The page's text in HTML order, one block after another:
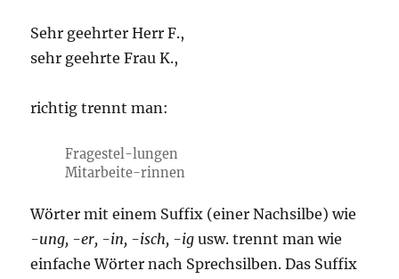
Sehr geehrter Herr F.,
sehr geehrte Frau K.,
richtig trennt man:
Fragestel-lungen
Mitarbeite-rinnen
Wörter mit einem Suffix (einer Nachsilbe) wie
-ung, -er, -in, -isch, -ig usw. trennt man wie
einfache Wörter nach Sprechsilben. Das Suffix